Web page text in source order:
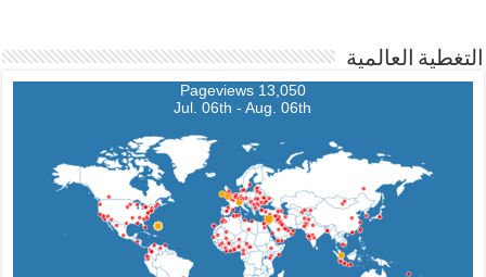
التغطية العالمية
13,050 Pageviews
Jul. 06th - Aug. 06th